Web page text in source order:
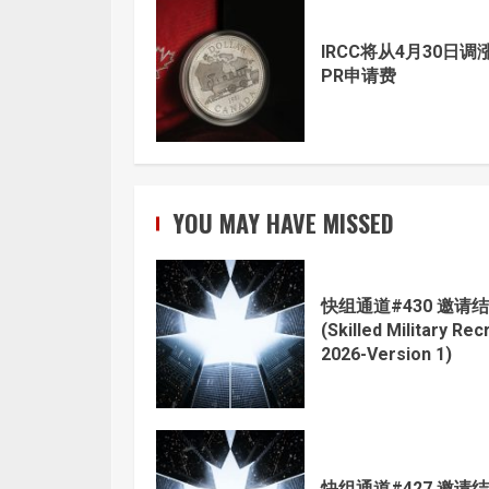
IRCC将从4月30日调
PR申请费
YOU MAY HAVE MISSED
快组通道#430 邀请
(Skilled Military
2026-Version 1)